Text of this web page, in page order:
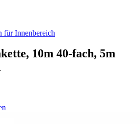
für Innenbereich
10m 40-fach, 5m